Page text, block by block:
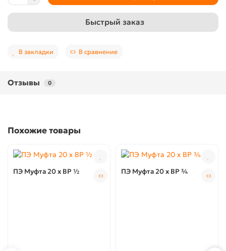
Быстрый заказ
В закладки В сравнение
Отзывы 0
Похожие товары
ПЭ Муфта 20 x ВР ½ ПЭ Муфта 20 x ВР ¾